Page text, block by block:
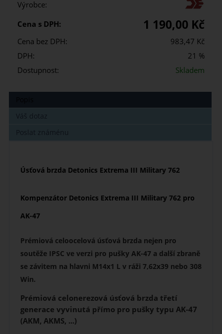
Výrobce:
Cena s DPH:
1 190,00 Kč
Cena bez DPH:
983,47 Kč
DPH:
21 %
Dostupnost:
Skladem
Váš dotaz
Poslat známénu
Úsťová brzda Detonics Extrema III Military 762
Kompenzátor Detonics Extrema III Military 762 pro
AK-47
Prémiová celoocelová úsťová brzda nejen pro
soutěže IPSC ve verzi pro pušky AK-47 a další zbraně
se závitem na hlavni M14x1 L v ráži 7,62x39 nebo 308
Win.
Prémiová celonerezová úsťová brzda třetí
generace vyvinutá přímo pro pušky typu AK-47
(AKM, AKMS, ...)